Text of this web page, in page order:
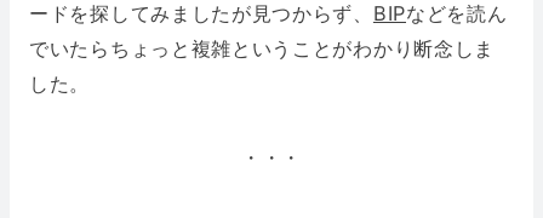
ードを探してみましたが見つからず、 BIPなどを読ん
でいたらちょっと複雑ということがわかり断念しま
した。
・・・